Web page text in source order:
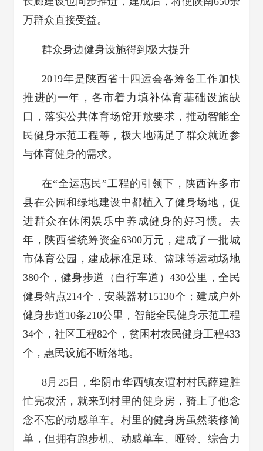
万群众直接受益。
群众身边健身设施得到极大提升
2019年是陕西省十四运会各筹备工作加快
推进的一年，各市着力填补体育基础设施缺
口，落实公共体育场馆开放要求，推动智能全
民健身示范工程等，极大地满足了群众就近参
与体育健身的需求。
在“全运惠民”工程的引领下，陕西许多市
县在公园和绿地建设中都植入了健身场地，促
进群众在休闲娱乐中养成健身的好习惯。去
年，陕西省统筹资金6300万元，建成了一批城
市体育公园，建成标准足球、篮球等运动场地
380个，健身步道（自行车道）430公里，全民
健身站点214个，安装器材15130个；建成户外
健身步道10条210公里，智能全民健身示范工程
34个，社区工程82个，贫困村农民健身工程433
个，惠民设施不断落地。
8月25日，华阴市华西镇友谊村村民薛建胜
忙完农活，就来到村里的健身房，骑上了他念
念不忘的动感单车。村里的健身房虽然装修简
单，但拥有跑步机、动感单车、哑铃、综合力